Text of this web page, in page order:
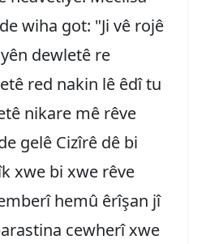
wiha got: "Ji vê rojê
dewletê re
red nakin lê êdî tu
nikare mê rêve
gelê Cizîrê dê bi
xwe bi xwe rêve
hemû êrîşan jî
cewherî xwe